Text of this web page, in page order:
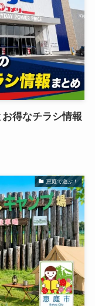
得なチラシ情報
恵庭で遊ぶ！